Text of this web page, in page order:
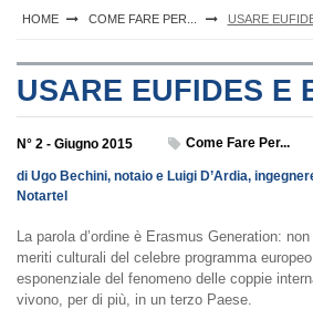
HOME COME FARE PER... USARE
USARE EUFIDES E
N° 2 - Giugno 2015 Come Fare Per...
di Ugo Bechini, notaio e Luigi D’Ardia,
Notartel
La parola d’ordine è Erasmus Generation:
meriti culturali del celebre programma
esponenziale del fenomeno delle coppie
vivono, per di più, in un terzo Paese.